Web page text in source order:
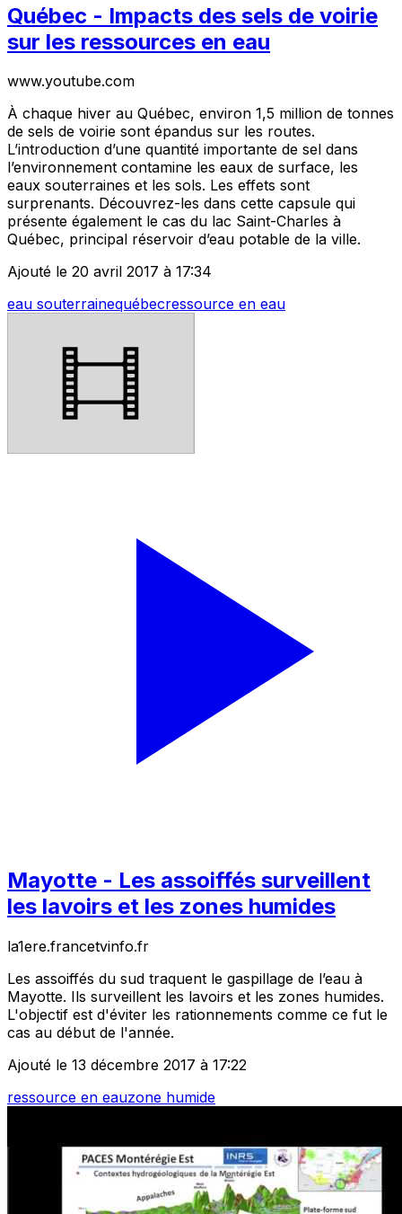
Québec - Impacts des sels de voirie
sur les ressources en eau
www.youtube.com
À chaque hiver au Québec, environ 1,5 million de tonnes
de sels de voirie sont épandus sur les routes.
L’introduction d’une quantité importante de sel dans
l’environnement contamine les eaux de surface, les
eaux souterraines et les sols. Les effets sont
surprenants. Découvrez-les dans cette capsule qui
présente également le cas du lac Saint-Charles à
Québec, principal réservoir d’eau potable de la ville.
Ajouté le 20 avril 2017 à 17:34
eau souterrainequébecressource en eau
Mayotte - Les assoiffés surveillent
les lavoirs et les zones humides
la1ere.francetvinfo.fr
Les assoiffés du sud traquent le gaspillage de l’eau à
Mayotte. Ils surveillent les lavoirs et les zones humides.
L'objectif est d'éviter les rationnements comme ce fut le
cas au début de l'année.
Ajouté le 13 décembre 2017 à 17:22
ressource en eauzone humide